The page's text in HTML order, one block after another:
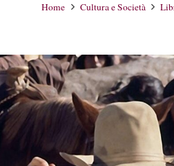
Home Cultura e Società